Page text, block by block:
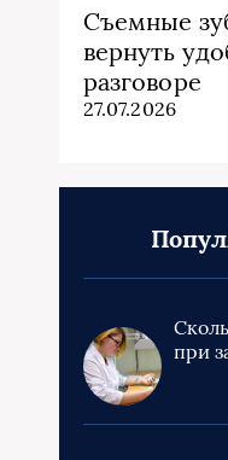
Съемные
вернуть
разговоре
27.07.2026
при